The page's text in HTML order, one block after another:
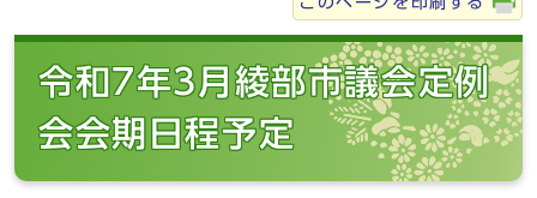
令和7年3月綾部市議会定例
会会期日程予定